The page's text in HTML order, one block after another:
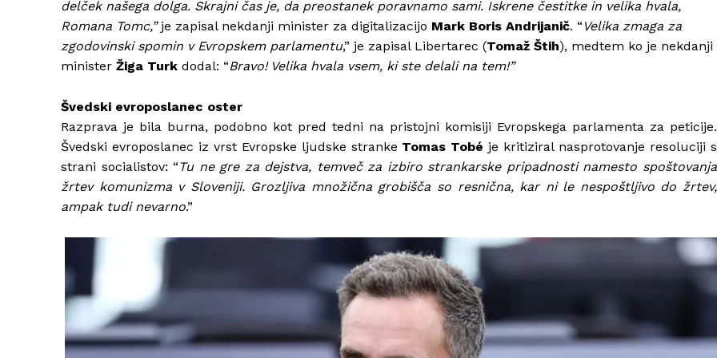
delček našega dolga. Skrajni čas je, da preostanek poravnamo sami. Iskrene čestitke in velika hvala,
Romana Tomc,”je zapisal nekdanji minister za digitalizacijo Mark Boris Andrijanič. “ Velika zmaga za
zgodovinski spomin v Evropskem parlamentu,” je zapisal Libertarec (Tomaž Štih), medtem ko je nekdanji
minister Žiga Turk dodal: “Bravo! Velika hvala vsem, ki ste delali na tem!”
Švedski evroposlanec oster
Razprava je bila burna, podobno kot pred tedni na pristojni komisiji Evropskega parlamenta za peticije.
Švedski evroposlanec iz vrst Evropske ljudske stranke Tomas Tobé je kritiziral nasprotovanje resoluciji s
strani socialistov: “ Tu ne gre za dejstva, temveč za izbiro strankarske pripadnosti namesto spoštovanja
žrtev komunizma v Sloveniji. Grozljiva množična grobišča so resnična, kar ni le nespoštljivo do žrtev,
ampak tudi nevarno.”